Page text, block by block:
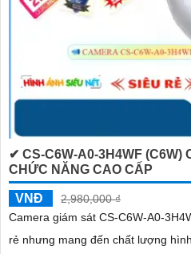
✔ CS-C6W-A0-3H4WF (C6W)
CHỨC NĂNG CAO CẤP
VNĐ
2,980,000 ₫
Camera giám sát CS-C6W-A0-
rẻ nhưng mang đến chất lượng